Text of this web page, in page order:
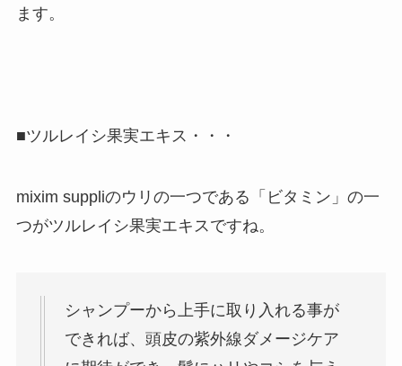
ます。
■ツルレイシ果実エキス・・・
mixim suppliのウリの一つである「ビタミン」の一
つがツルレイシ果実エキスですね。
シャンプーから上手に取り入れる事が
できれば、頭皮の紫外線ダメージケア